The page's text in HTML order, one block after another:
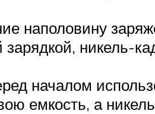
наполовину
никель-
началом
емкость, а